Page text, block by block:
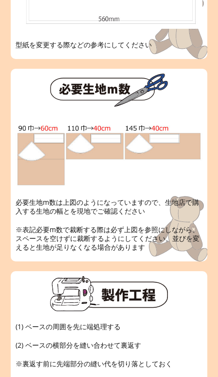
型紙を変更する際などの参考にしてください
必要生地m数は上図のようになっていますので、生地店で購
入する生地の幅とを現地でご確認ください
※表記必要m数で裁断する際は必ず上図を参照にしながら、
スペースを空けずに裁断するようにしてください。並びを変
えると生地が足りなくなる場合があります
(1) ベースの周囲を先に端処理する
(2) ベースの横部分を縫い合わせて裏返す
※裏返す前に先端部分の縫い代を切り落としておく